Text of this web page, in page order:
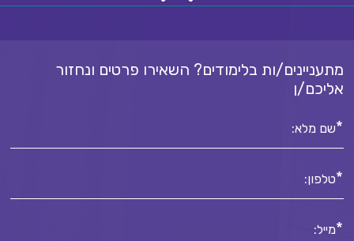
מתעניינים/ות בלימודים? השאירו פרטים ונחזור
אליכם/ן
שם מלא:*
טלפון:*
מייל:*